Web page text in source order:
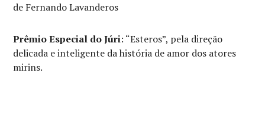
de Fernando Lavanderos
Prêmio Especial do Júri: “Esteros”, pela direção
delicada e inteligente da história de amor dos atores
mirins.